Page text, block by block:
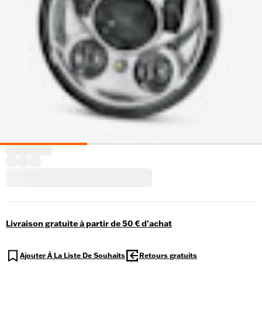
Livraison gratuite à partir de 50 € d'achat
Ajouter À La Liste De Souhaits Retours gratuits